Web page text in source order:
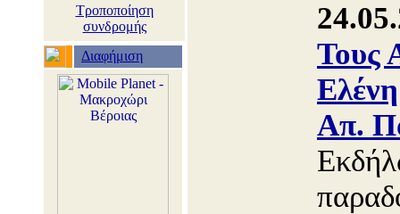
Τροποποίηση
συνδρομής
Διαφήμιση
Τους
Απ.